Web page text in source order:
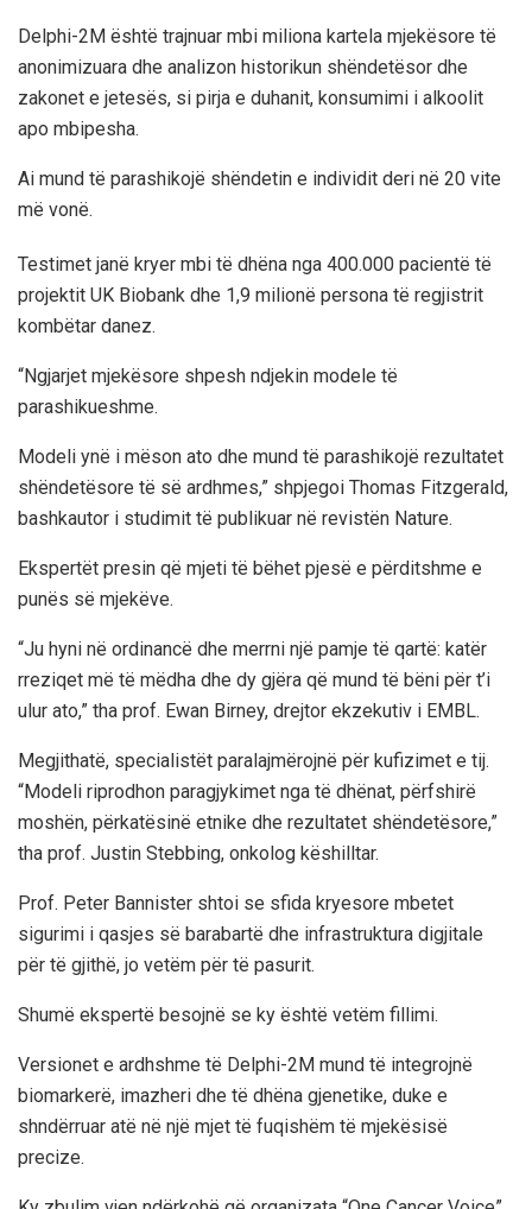
Delphi-2M është trajnuar mbi miliona kartela mjekësore të
anonimizuara dhe analizon historikun shëndetësor dhe
zakonet e jetesës, si pirja e duhanit, konsumimi i alkoolit
apo mbipesha.
Ai mund të parashikojë shëndetin e individit deri në 20 vite
më vonë.
Testimet janë kryer mbi të dhëna nga 400.000 pacientë të
projektit UK Biobank dhe 1,9 milionë persona të regjistrit
kombëtar danez.
“Ngjarjet mjekësore shpesh ndjekin modele të
parashikueshme.
Modeli ynë i mëson ato dhe mund të parashikojë rezultatet
shëndetësore të së ardhmes,” shpjegoi Thomas Fitzgerald,
bashkautor i studimit të publikuar në revistën Nature.
Ekspertët presin që mjeti të bëhet pjesë e përditshme e
punës së mjekëve.
“Ju hyni në ordinancë dhe merrni një pamje të qartë: katër
rreziqet më të mëdha dhe dy gjëra që mund të bëni për t’i
ulur ato,” tha prof. Ewan Birney, drejtor ekzekutiv i EMBL.
Megjithatë, specialistët paralajmërojnë për kufizimet e tij.
“Modeli riprodhon paragjykimet nga të dhënat, përfshirë
moshën, përkatësinë etnike dhe rezultatet shëndetësore,”
tha prof. Justin Stebbing, onkolog këshilltar.
Prof. Peter Bannister shtoi se sfida kryesore mbetet
sigurimi i qasjes së barabartë dhe infrastruktura digjitale
për të gjithë, jo vetëm për të pasurit.
Shumë ekspertë besojnë se ky është vetëm fillimi.
Versionet e ardhshme të Delphi-2M mund të integrojnë
biomarkerë, imazheri dhe të dhëna gjenetike, duke e
shndërruar atë në një mjet të fuqishëm të mjekësisë
precize.